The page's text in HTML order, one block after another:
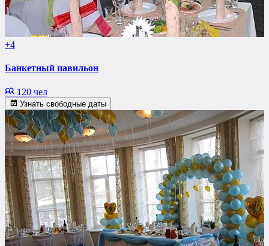
+4
Банкетный павильон
120 чел
Узнать свободные даты